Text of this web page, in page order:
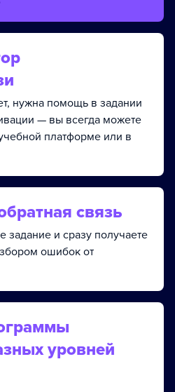
нужна помощь в задании
— вы всегда можете
платформе или в
связь
и сразу получаете
ошибок от
уровней